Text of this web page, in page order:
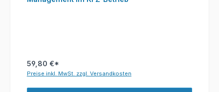
59,80 €*
Preise inkl. MwSt. zzgl. Versandkosten